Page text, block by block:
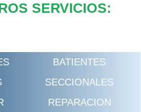
SERVICIOS:
BATIENTES
SECCIONALES
REPARACION